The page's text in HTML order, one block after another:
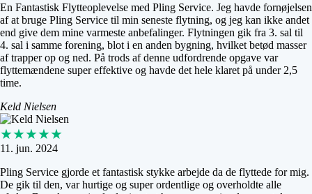
En Fantastisk Flytteoplevelse med Pling Service. Jeg havde fornøjelsen
af at bruge Pling Service til min seneste flytning, og jeg kan ikke andet
end give dem mine varmeste anbefalinger. Flytningen gik fra 3. sal til
4. sal i samme forening, blot i en anden bygning, hvilket betød masser
af trapper op og ned. På trods af denne udfordrende opgave var
flyttemændene super effektive og havde det hele klaret på under 2,5
time.
Keld Nielsen
★★★★★
11. jun. 2024
Pling Service gjorde et fantastisk stykke arbejde da de flyttede for mig.
De gik til den, var hurtige og super ordentlige og overholdte alle